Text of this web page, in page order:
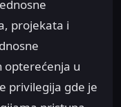
projekata i
u
privilegija gde je